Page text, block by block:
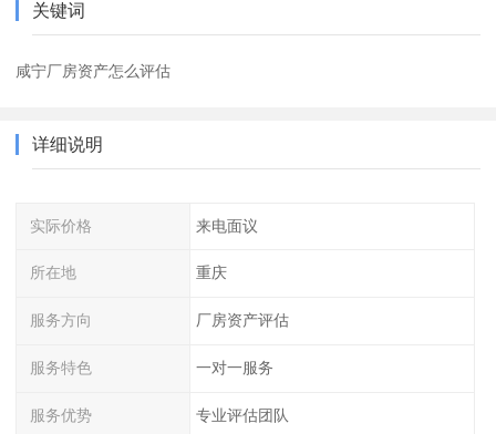
关键词
咸宁厂房资产怎么评估
详细说明
实际价格 来电面议
所在地 重庆
服务方向 厂房资产评估
服务特色 一对一服务
服务优势 专业评估团队